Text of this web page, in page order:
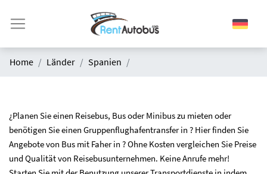
Home Länder Spanien
¿Planen Sie einen Reisebus, Bus oder Minibus zu mieten oder
benötigen Sie einen Gruppenflughafentransfer in ? Hier finden Sie
Angebote von Bus mit Faher in ? Ohne Kosten vergleichen Sie Preise
und Qualität von Reisebusunternehmen. Keine Anrufe mehr!